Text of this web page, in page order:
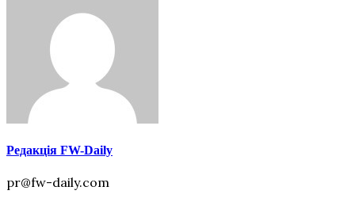
Редакція FW-Daily
pr@fw-daily.com